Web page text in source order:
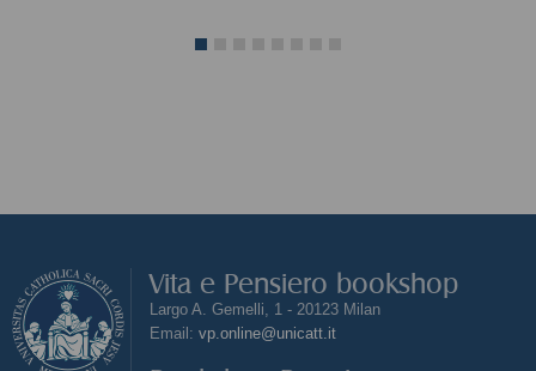
Vita e Pensiero bookshop
Largo A. Gemelli, 1 - 20123 Milan
Email: vp.online@unicatt.it